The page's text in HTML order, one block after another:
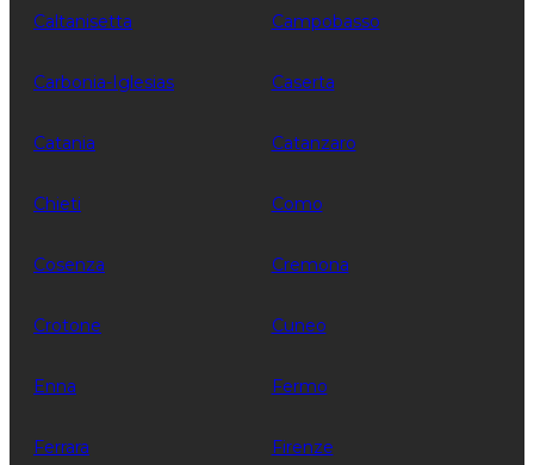
Caltanisetta Campobasso
Carbonia-Iglesias Caserta
Catania Catanzaro
Chieti Como
Cosenza Cremona
Crotone Cuneo
Enna Fermo
Ferrara Firenze